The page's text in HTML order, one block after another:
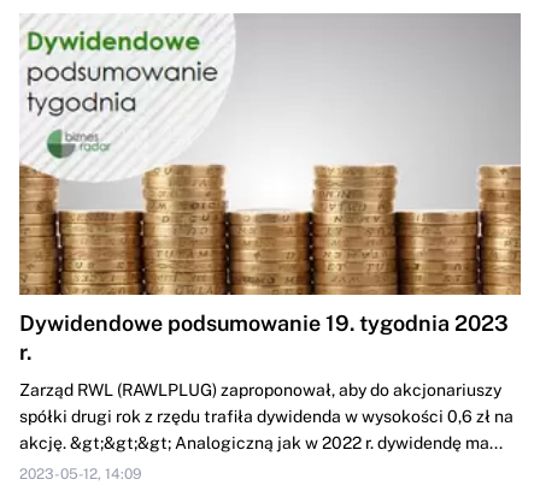
Dywidendowe podsumowanie 19. tygodnia 2023
r.
Zarząd RWL (RAWLPLUG) zaproponował, aby do akcjonariuszy
spółki drugi rok z rzędu trafiła dywidenda w wysokości 0,6 zł na
akcję. &gt;&gt;&gt; Analogiczną jak w 2022 r. dywidendę ma...
2023-05-12, 14:09